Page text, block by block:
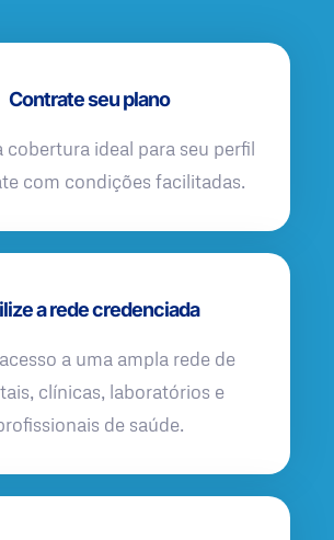
Contrate seu plano
cobertura ideal para seu perfil
com condições facilitadas.
a rede credenciada
a uma ampla rede de
clínicas, laboratórios e
de saúde.